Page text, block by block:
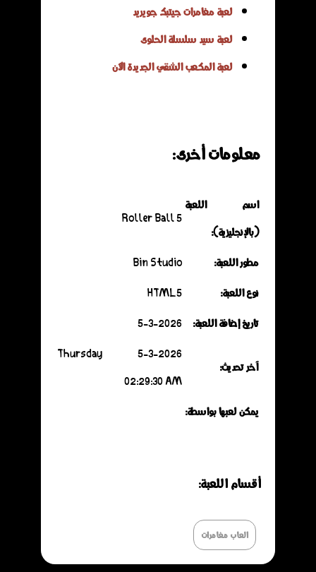
لعبة مغامرات جيتبك جويريد
لعبة سيد سلسلة الحلوى
لعبة المكعب الشقي الجديدة الآن
معلومات أخرى:
اسم اللعبة
(بالإنجليزية):
Roller Ball 5
مطور اللعبة:
Bin Studio
نوع اللعبة:
HTML5
تاريخ إضافة اللعبة: 5-3-2026
آخر تحديث:
5-3-2026 Thursday
02:29:30 AM
يمكن لعبها بواسطة:
أقسـام اللعـبة:
العاب مغامرات